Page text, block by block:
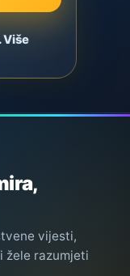
Više
vijesti,
žele razumjeti